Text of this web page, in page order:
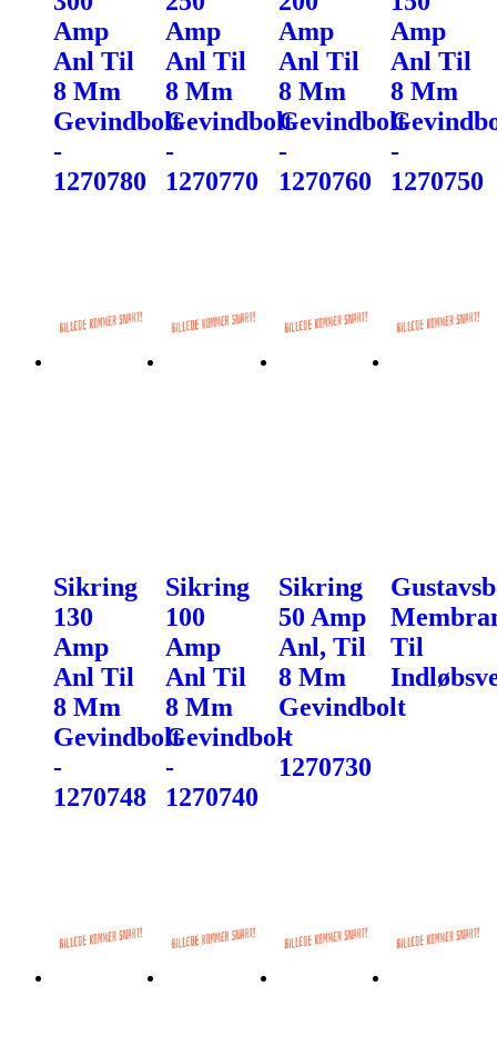
Amp
Anl Til
8 Mm
Gevindbolt
-
1270780
Amp
Anl Til
8 Mm
Gevindbolt
-
1270770
Amp
Anl Til
8 Mm
Gevindbolt
-
1270760
Amp
Anl Til
8 Mm
-
1270750
Sikring
130
Amp
Anl Til
8 Mm
Gevindbolt
-
1270748
Sikring
100
Amp
Anl Til
8 Mm
Gevindbolt
-
1270740
Sikring
50 Amp
Anl, Til
8 Mm
Gevindbolt
-
1270730
Til